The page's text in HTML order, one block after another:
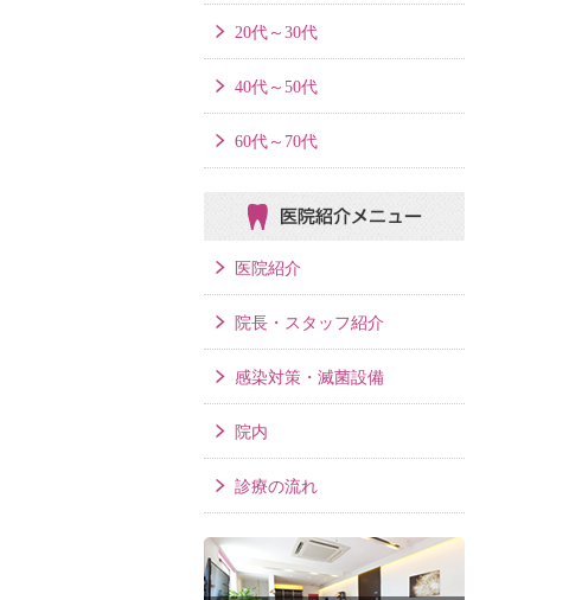
20代～30代
40代～50代
60代～70代
医院紹介メニュー
医院紹介
院長・スタッフ紹介
感染対策・滅菌設備
院内
診療の流れ